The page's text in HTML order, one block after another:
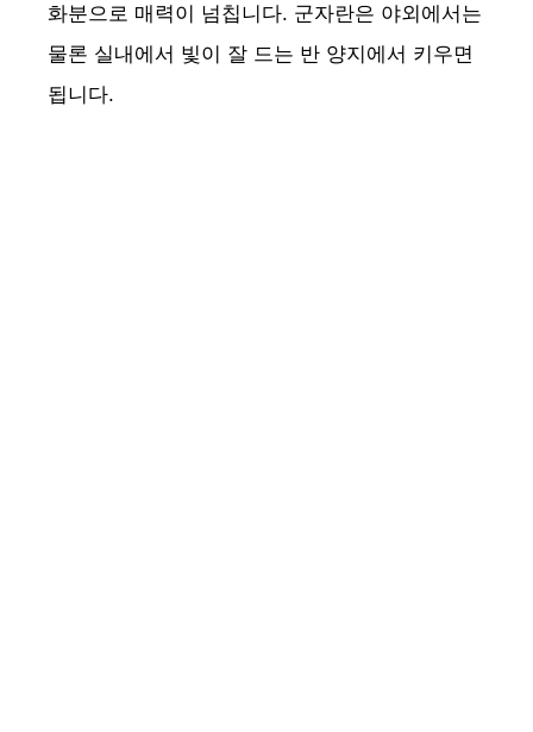
화분으로 매력이 넘칩니다. 군자란은 야외에서는
물론 실내에서 빛이 잘 드는 반 양지에서 키우면
됩니다.